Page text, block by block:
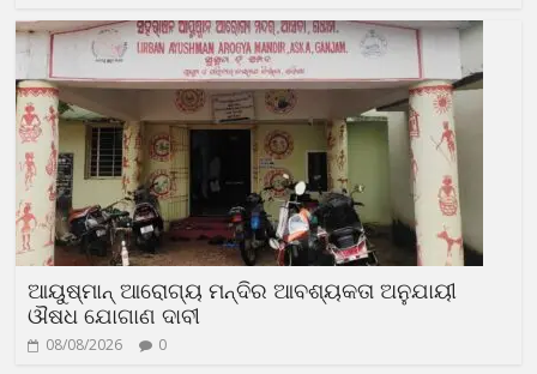
ଆୟୁଷ୍ମାନ୍‍ ଆରୋଗ୍ୟ ମନ୍ଦିର ଆବଶ୍ୟକତା ଅନୁଯାୟୀ
ଔଷଧ ଯୋଗାଣ ଦାବୀ
08/08/2026 0